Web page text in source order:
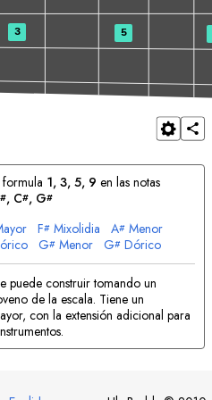
3 5
1, 3, 5, 9 en las notas
#, C#, G#
F# Mixolidia A# Menor
G# Menor G# Dórico
puede construir tomando un
de la escala. Tiene un
con la extensión adicional para